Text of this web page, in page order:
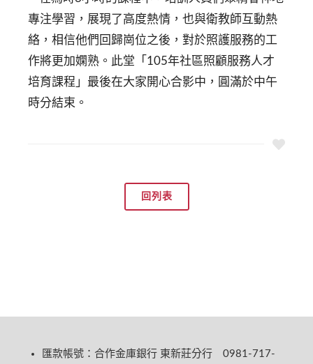
專注學習，展現了高度熱情，也與衛教師互動熱
絡，相信他們回歸崗位之後，對於照護服務的工
作將更加嫻熟。此堂「105年社區照顧服務人才
培育課程」最後在大家開心合影中，圓滿於中午
時分結束。
回列表
匯款帳號：合作金庫銀行 東新莊分行 0981-717-